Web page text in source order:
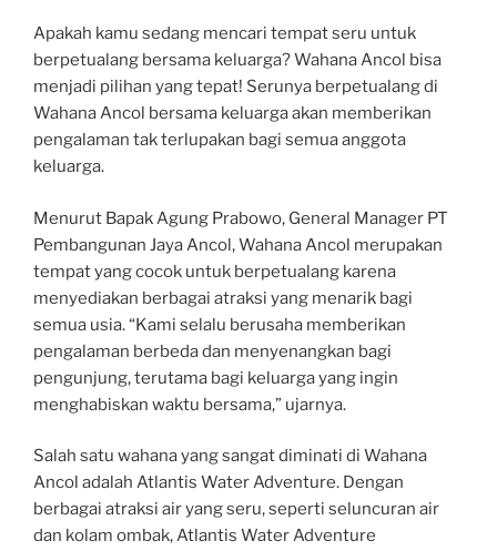
Apakah kamu sedang mencari tempat seru untuk
berpetualang bersama keluarga? Wahana Ancol bisa
menjadi pilihan yang tepat! Serunya berpetualang di
Wahana Ancol bersama keluarga akan memberikan
pengalaman tak terlupakan bagi semua anggota
keluarga.
Menurut Bapak Agung Prabowo, General Manager PT
Pembangunan Jaya Ancol, Wahana Ancol merupakan
tempat yang cocok untuk berpetualang karena
menyediakan berbagai atraksi yang menarik bagi
semua usia. “Kami selalu berusaha memberikan
pengalaman berbeda dan menyenangkan bagi
pengunjung, terutama bagi keluarga yang ingin
menghabiskan waktu bersama,” ujarnya.
Salah satu wahana yang sangat diminati di Wahana
Ancol adalah Atlantis Water Adventure. Dengan
berbagai atraksi air yang seru, seperti seluncuran air
dan kolam ombak, Atlantis Water Adventure